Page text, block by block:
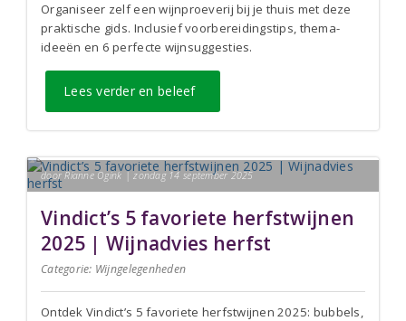
Organiseer zelf een wijnproeverij bij je thuis met deze
praktische gids. Inclusief voorbereidingstips, thema-
ideeën en 6 perfecte wijnsuggesties.
Lees verder en beleef
door Rianne Ogink | zondag 14 september 2025
Vindict’s 5 favoriete herfstwijnen
2025 | Wijnadvies herfst
Categorie: Wijngelegenheden
Ontdek Vindict’s 5 favoriete herfstwijnen 2025: bubbels,